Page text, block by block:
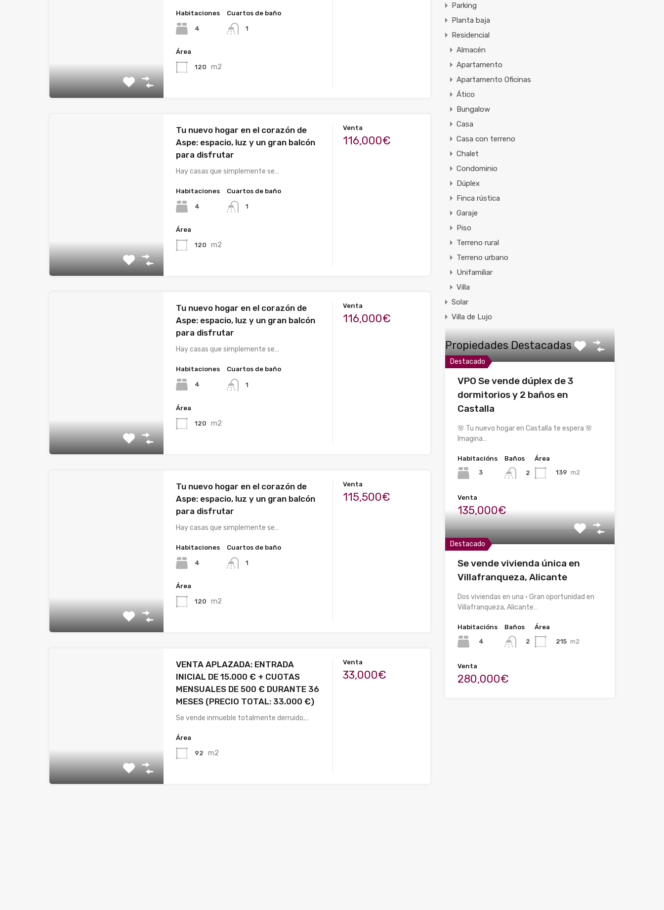
Habitaciones
4
Cuartos de baño
1
Área
120 m2
Tu nuevo hogar en el corazón de
Aspe: espacio, luz y un gran balcón
para disfrutar
Hay casas que simplemente se…
Habitaciones
4
Cuartos de baño
1
Área
120 m2
Venta
116,000€
Tu nuevo hogar en el corazón de
Aspe: espacio, luz y un gran balcón
para disfrutar
Hay casas que simplemente se…
Habitaciones
4
Cuartos de baño
1
Área
120 m2
Venta
116,000€
Tu nuevo hogar en el corazón de
Aspe: espacio, luz y un gran balcón
para disfrutar
Hay casas que simplemente se…
Habitaciones
4
Cuartos de baño
1
Área
120 m2
Venta
115,500€
VENTA APLAZADA: ENTRADA
INICIAL DE 15.000 € + CUOTAS
MENSUALES DE 500 € DURANTE 36
MESES (PRECIO TOTAL: 33.000 €)
Se vende inmueble totalmente derruido,…
Área
92 m2
Venta
33,000€
Parking
Planta baja
Residencial
Almacén
Apartamento
Apartamento Oficinas
Ático
Bungalow
Casa
Casa con terreno
Chalet
Condominio
Dúplex
Finca rústica
Garaje
Piso
Terreno rural
Terreno urbano
Unifamiliar
Villa
Solar
Villa de Lujo
Propiedades Destacadas
Destacado
VPO Se vende dúplex de 3
dormitorios y 2 baños en
Castalla
🌸 Tu nuevo hogar en Castalla te espera 🌸
Imagina…
Habitacións
3
Baños
2
Área
139 m2
Venta
135,000€
Destacado
Se vende vivienda única en
Villafranqueza, Alicante
Dos viviendas en una · Gran oportunidad en
Villafranqueza, Alicante…
Habitacións
4
Baños
2
Área
215 m2
Venta
280,000€